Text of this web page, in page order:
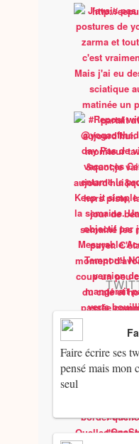
Faire écrire ses
pensé mais mon
seul